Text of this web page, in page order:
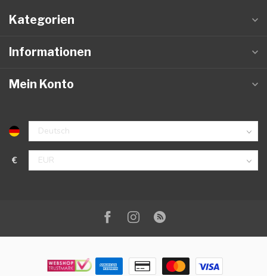
Kategorien
Informationen
Mein Konto
€